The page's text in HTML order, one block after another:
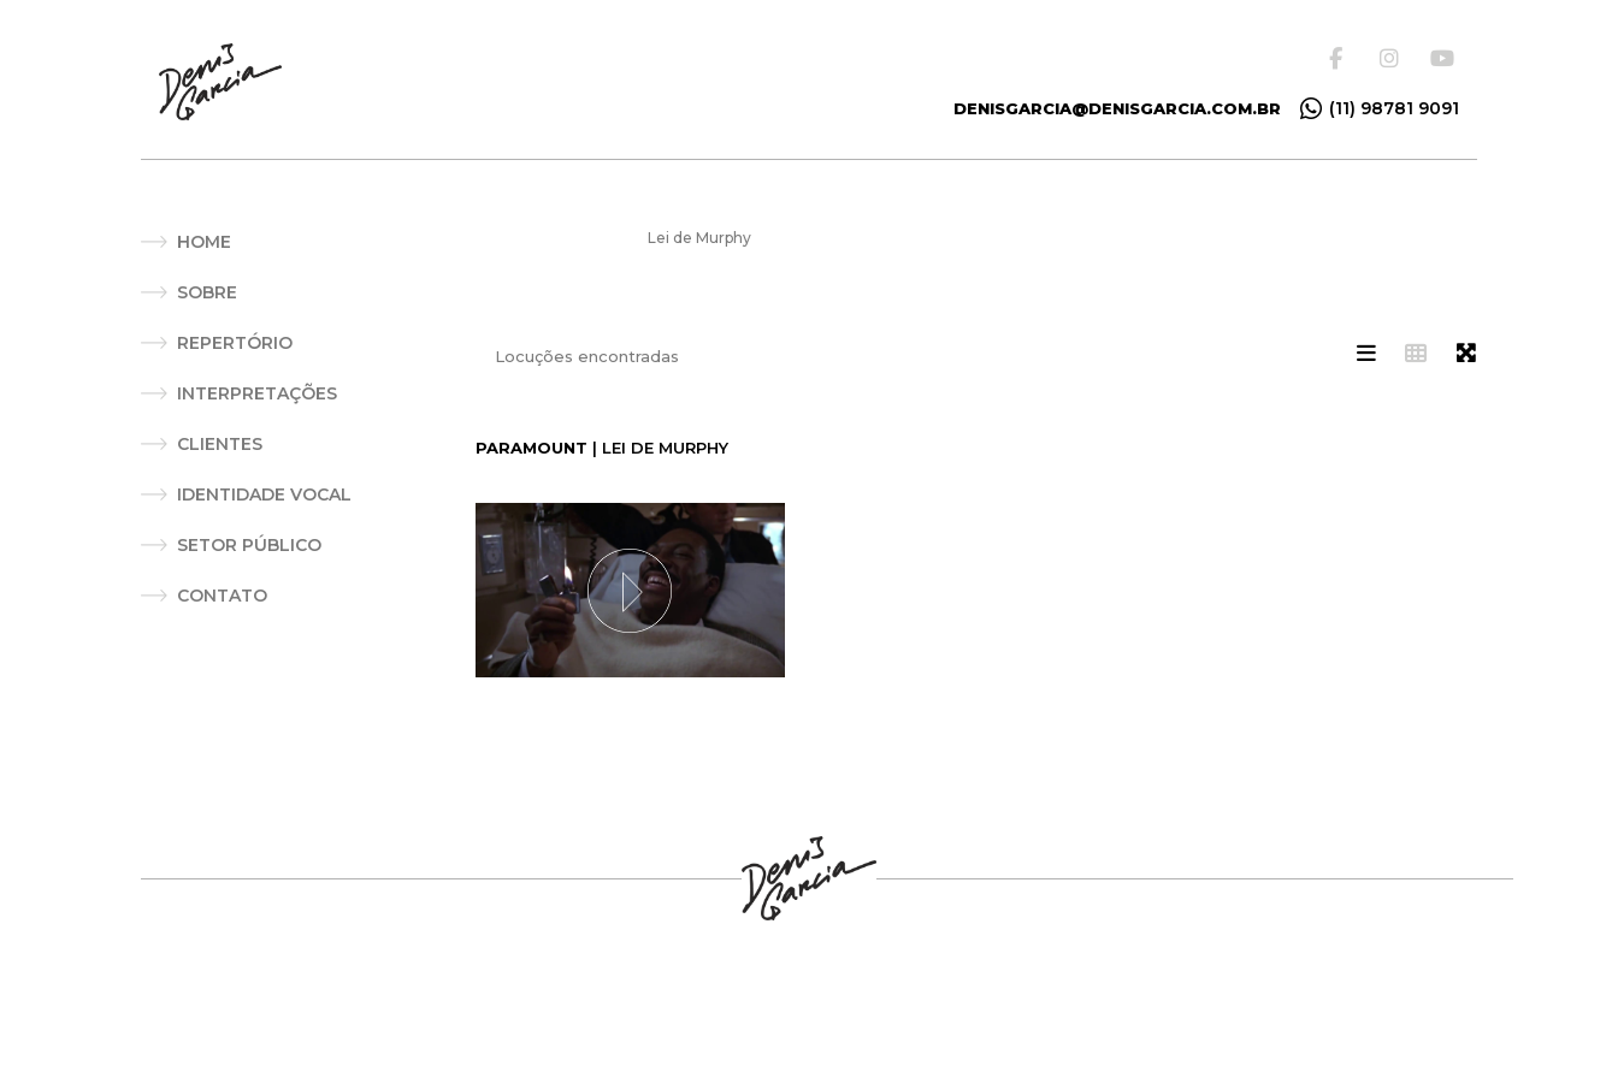
DENISGARCIA@DENISGARCIA.COM.BR (11) 98781 9091
HOME
SOBRE
REPERTÓRIO
INTERPRETAÇÕES
CLIENTES
IDENTIDADE VOCAL
SETOR PÚBLICO
CONTATO
Lei de Murphy
Locuções encontradas
PARAMOUNT | LEI DE MURPHY